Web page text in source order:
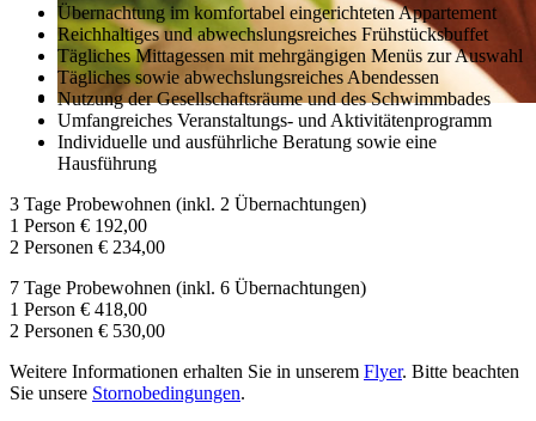
Übernachtung im komfortabel eingerichteten Appartement
Reichhaltiges und abwechslungsreiches Frühstücksbuffet
Tägliches Mittagessen mit mehrgängigen Menüs zur Auswahl
Tägliches sowie abwechslungsreiches Abendessen
Nutzung der Gesellschaftsräume und des Schwimmbades
Umfangreiches Veranstaltungs- und Aktivitätenprogramm
Individuelle und ausführliche Beratung sowie eine
Hausführung
3 Tage Probewohnen (inkl. 2 Übernachtungen)
1 Person € 192,00
2 Personen € 234,00
7 Tage Probewohnen (inkl. 6 Übernachtungen)
1 Person € 418,00
2 Personen € 530,00
Weitere Informationen erhalten Sie in unserem Flyer. Bitte beachten
Sie unsere Stornobedingungen.